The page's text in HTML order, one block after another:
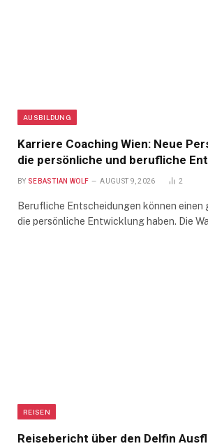
AUSBILDUNG
Karriere Coaching Wien: Neue
die persönliche und berufliche
BY SEBASTIAN WOLF AUGUST 9, 2026 2
Berufliche Entscheidungen können einen
die persönliche Entwicklung haben. Die
REISEN
Reisebericht über den Delfin